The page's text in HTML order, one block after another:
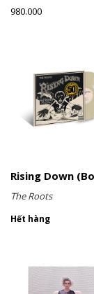
980.000
The Roots
Hết hàng